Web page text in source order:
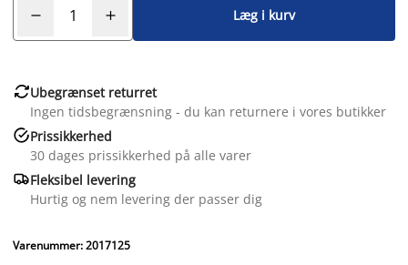
Læg i kurv
Ubegrænset returret
Ingen tidsbegrænsning - du kan returnere i vores butikker
Prissikkerhed
30 dages prissikkerhed på alle varer
Fleksibel levering
Hurtig og nem levering der passer dig
Varenummer: 2017125